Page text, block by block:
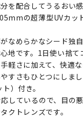
を配合してうるおい
の超薄型UVカッ
なめらかなシード独
地です。1日使い捨
軽さに加えて、快適
すさもひとつにしま
）付き。
しているので、目の
クトレンズです。